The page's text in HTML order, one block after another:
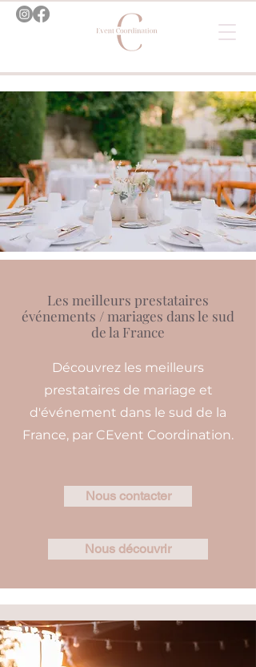
Les meilleurs prestataires
événements / mariages dans le sud
de la France
Découvrez les meilleurs
prestataires de mariage et
d'événement dans le sud de la
France, par CEvent Coordination.
Nous contacter
Nous découvrir